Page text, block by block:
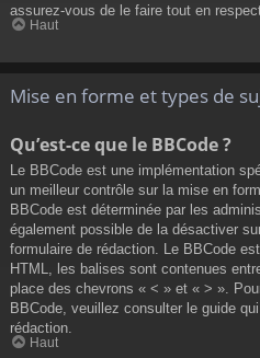
assurez-vous de le faire tout en
Haut
Mise en forme et types de
Qu’est-ce que le BBCode ?
Le BBCode est une implémentation
un meilleur contrôle sur la mise en
BBCode est déterminée par les
également possible de la désactiver
formulaire de rédaction. Le BBCode
HTML, les balises sont contenues
place des chevrons « < » et « > ».
BBCode, veuillez consulter le guide
rédaction.
Haut